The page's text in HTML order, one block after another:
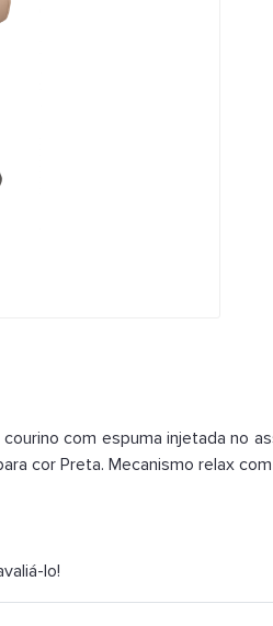
com espuma injetada
cor Preta. Mecanismo relax
lo!